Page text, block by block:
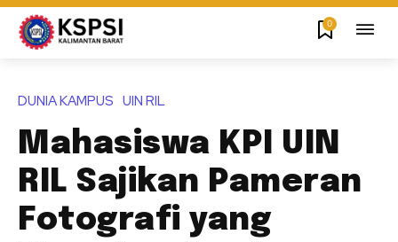
0
DUNIA KAMPUS UIN RIL
Mahasiswa KPI UIN
RIL Sajikan Pameran
Fotografi yang